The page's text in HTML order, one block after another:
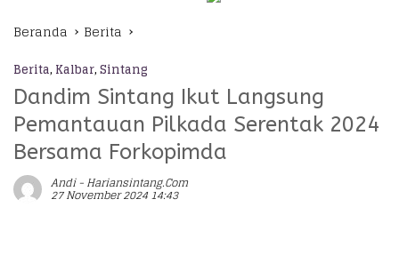
Beranda Berita
Berita, Kalbar,Sintang
Dandim Sintang Ikut Langsung
Pemantauan Pilkada Serentak 2024
Bersama Forkopimda
Andi - Hariansintang.com
27 November 2024 14:43